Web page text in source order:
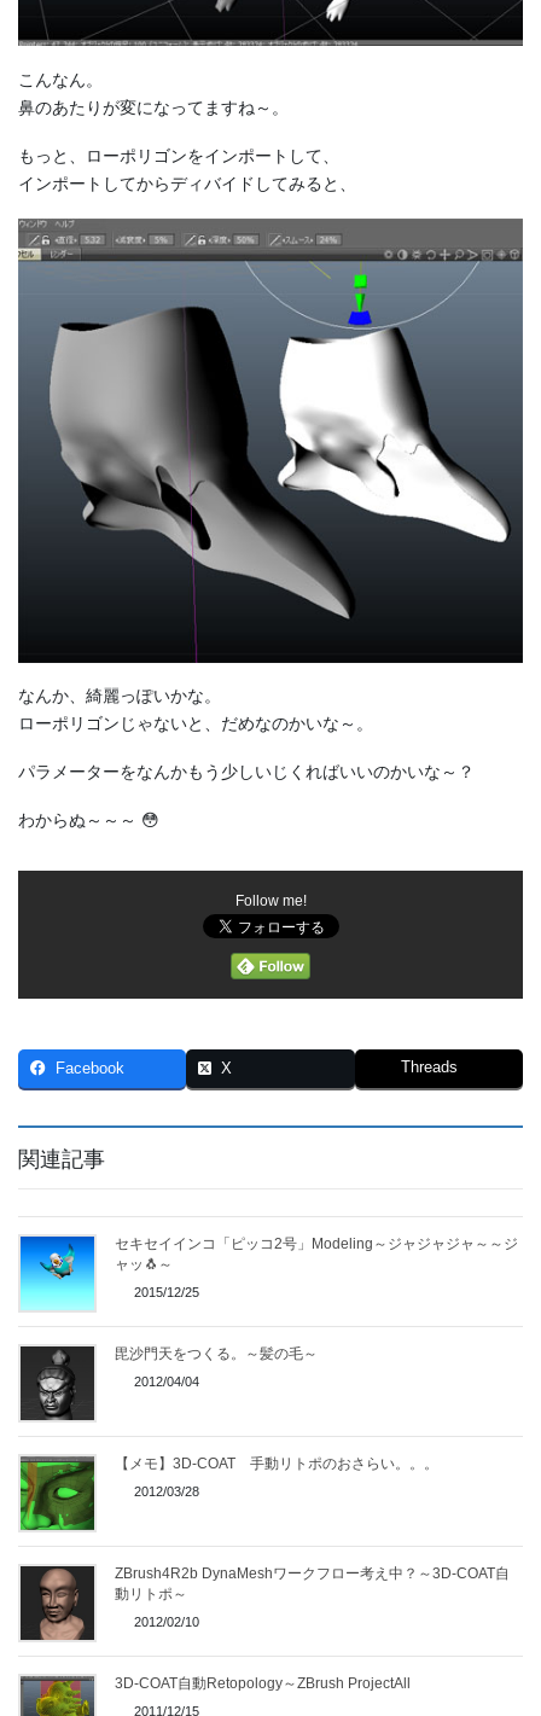
こんなん。
鼻のあたりが変になってますね～。
もっと、ローポリゴンをインポートして、
インポートしてからディバイドしてみると、
なんか、綺麗っぽいかな。
ローポリゴンじゃないと、だめなのかいな～。
パラメーターをなんかもう少しいじくればいいのかいな～？
わからぬ～～～ 😳
Follow me!
Facebook X Threads
関連記事
セキセイインコ「ピッコ2号」Modeling～ジャジャジャ～～ジ
ャッ🐧～
2015/12/25
毘沙門天をつくる。～髪の毛～
2012/04/04
【メモ】3D-COAT 手動リトポのおさらい。。。
2012/03/28
ZBrush4R2b DynaMeshワークフロー考え中？～3D-COAT自
動リトポ～
2012/02/10
3D-COAT自動Retopology～ZBrush ProjectAll
2011/12/15